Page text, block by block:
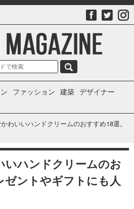
ファッション 建築 デザイナー
わいいハンドクリームのおすすめ18選。
いハンドクリームのお
ゼントやギフトにも人